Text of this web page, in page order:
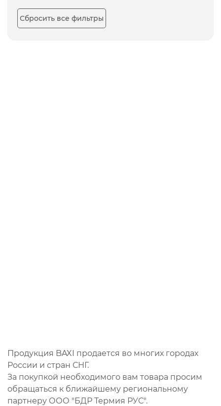
Сбросить все фильтры
Продукция BAXI продается во многих городах
России и стран СНГ.
За покупкой необходимого вам товара просим
обращаться к ближайшему региональному
партнеру ООО "БДР Термия РУС".